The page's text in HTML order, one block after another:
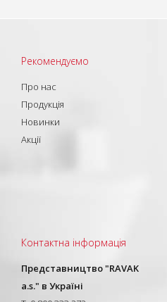
Рекомендуємо
Про нас
Продукція
Новинки
Акції
Контактна інформація
Представництво "RAVAK
a.s." в Україні